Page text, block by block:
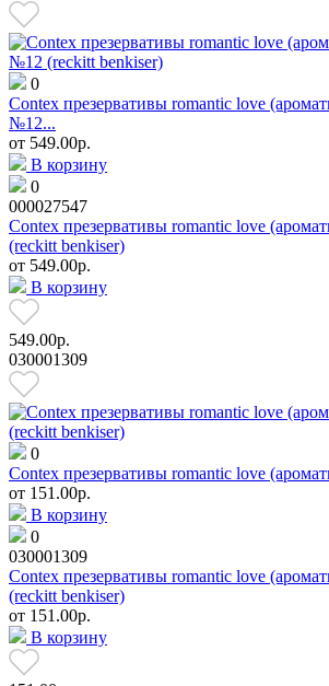
0
Contex презервативы romantic love
№12...
от 549.00р.
В корзину
0
000027547
Contex презервативы romantic love
(reckitt benkiser)
от 549.00р.
В корзину
549.00р.
030001309
0
Contex презервативы romantic love
от 151.00р.
В корзину
0
030001309
Contex презервативы romantic love
(reckitt benkiser)
от 151.00р.
В корзину